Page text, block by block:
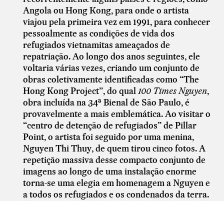
Angola ou Hong Kong, para onde o artista
viajou pela primeira vez em 1991, para conhecer
pessoalmente as condições de vida dos
refugiados vietnamitas ameaçados de
repatriação. Ao longo dos anos seguintes, ele
voltaria várias vezes, criando um conjunto de
obras coletivamente identificadas como “The
Hong Kong Project”, do qual100 Times Nguyen,
obra incluída na 34ª Bienal de São Paulo, é
provavelmente a mais emblemática. Ao visitar o
“centro de detenção de refugiados” de Pillar
Point, o artista foi seguido por uma menina,
Nguyen Thi Thuy, de quem tirou cinco fotos. A
repetição massiva desse compacto conjunto de
imagens ao longo de uma instalação enorme
torna-se uma elegia em homenagem a Nguyen e
a todos os refugiados e os condenados da terra.